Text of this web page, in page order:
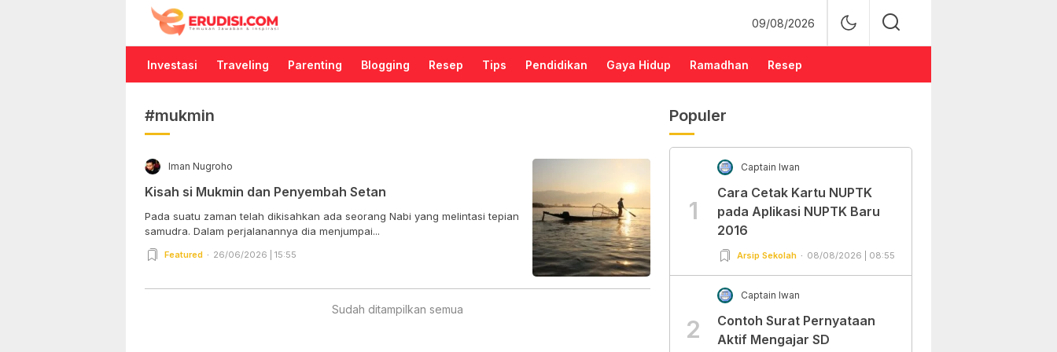
Erudisi
Temukan Jawaban dan Inspirasi
09/08/2026
Investasi Traveling Parenting Blogging Resep Tips Pendidikan Gaya Hidup Ramadhan Resep
#mukmin
Iman Nugroho
Kisah si Mukmin dan Penyembah Setan
Pada suatu zaman telah dikisahkan ada seorang Nabi yang melintasi tepian
samudra. Dalam perjalanannya dia menjumpai...
Featured 26/06/2026 | 15:55
Sudah ditampilkan semua
Populer
1
Captain Iwan
Cara Cetak Kartu NUPTK
pada Aplikasi NUPTK Baru
2016
Arsip Sekolah 08/08/2026 | 08:55
2
Captain Iwan
Contoh Surat Pernyataan
Aktif Mengajar SD